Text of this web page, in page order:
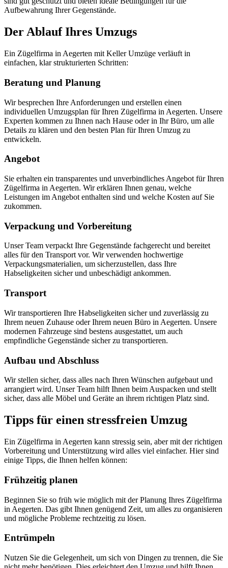
Aufbewahrung Ihrer Gegenstände.
Der Ablauf Ihres Umzugs
Ein Zügelfirma in Aegerten mit Keller Umzüge verläuft in
einfachen, klar strukturierten Schritten:
Beratung und Planung
Wir besprechen Ihre Anforderungen und erstellen einen
individuellen Umzugsplan für Ihren Zügelfirma in Aegerten. Unsere
Experten kommen zu Ihnen nach Hause oder in Ihr Büro, um alle
Details zu klären und den besten Plan für Ihren Umzug zu
entwickeln.
Angebot
Sie erhalten ein transparentes und unverbindliches Angebot für Ihren
Zügelfirma in Aegerten. Wir erklären Ihnen genau, welche
Leistungen im Angebot enthalten sind und welche Kosten auf Sie
zukommen.
Verpackung und Vorbereitung
Unser Team verpackt Ihre Gegenstände fachgerecht und bereitet
alles für den Transport vor. Wir verwenden hochwertige
Verpackungsmaterialien, um sicherzustellen, dass Ihre
Habseligkeiten sicher und unbeschädigt ankommen.
Transport
Wir transportieren Ihre Habseligkeiten sicher und zuverlässig zu
Ihrem neuen Zuhause oder Ihrem neuen Büro in Aegerten. Unsere
modernen Fahrzeuge sind bestens ausgestattet, um auch
empfindliche Gegenstände sicher zu transportieren.
Aufbau und Abschluss
Wir stellen sicher, dass alles nach Ihren Wünschen aufgebaut und
arrangiert wird. Unser Team hilft Ihnen beim Auspacken und stellt
sicher, dass alle Möbel und Geräte an ihrem richtigen Platz sind.
Tipps für einen stressfreien Umzug
Ein Zügelfirma in Aegerten kann stressig sein, aber mit der richtigen
Vorbereitung und Unterstützung wird alles viel einfacher. Hier sind
einige Tipps, die Ihnen helfen können:
Frühzeitig planen
Beginnen Sie so früh wie möglich mit der Planung Ihres Zügelfirma
in Aegerten. Das gibt Ihnen genügend Zeit, um alles zu organisieren
und mögliche Probleme rechtzeitig zu lösen.
Entrümpeln
Nutzen Sie die Gelegenheit, um sich von Dingen zu trennen, die Sie